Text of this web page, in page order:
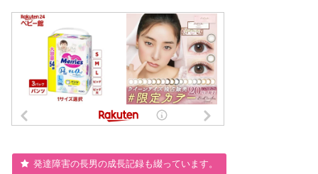
発達障害の長男の成長記録も綴っています。